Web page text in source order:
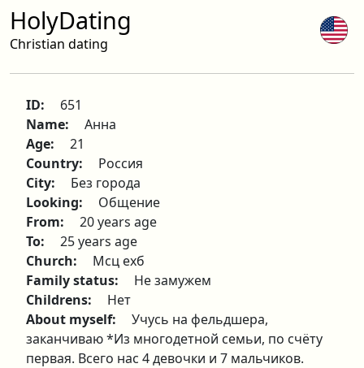
HolyDating
Christian dating
ID:
651
Name:
Анна
Age:
21
Country:
Россия
City:
Без города
Looking:
Общение
From:
20 years age
To:
25 years age
Church:
Мсц ехб
Family status:
Не замужем
Childrens:
Нет
About myself:
Учусь на фельдшера,
заканчиваю *Из многодетной семьи, по счёту
первая. Всего нас 4 девочки и 7 мальчиков.